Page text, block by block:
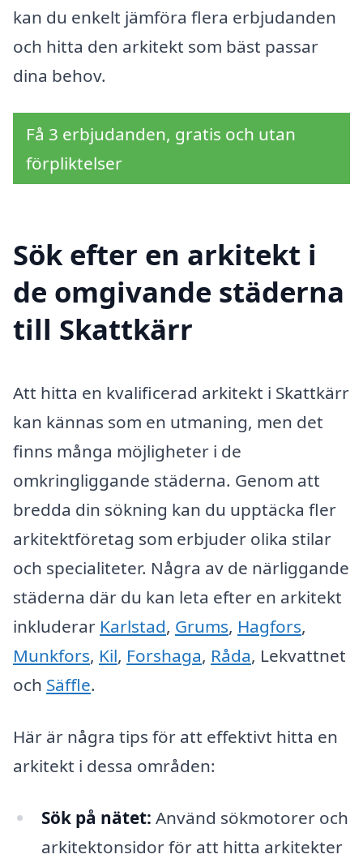
kan du enkelt jämföra flera erbjudanden
och hitta den arkitekt som bäst passar
dina behov.
Få 3 erbjudanden, gratis och utan
förpliktelser
Sök efter en arkitekt i
de omgivande städerna
till Skattkärr
Att hitta en kvalificerad arkitekt i Skattkärr
kan kännas som en utmaning, men det
finns många möjligheter i de
omkringliggande städerna. Genom att
bredda din sökning kan du upptäcka fler
arkitektföretag som erbjuder olika stilar
och specialiteter. Några av de närliggande
städerna där du kan leta efter en arkitekt
inkluderar Karlstad, Grums, Hagfors,
Munkfors, Kil, Forshaga, Råda, Lekvattnet
och Säffle.
Här är några tips för att effektivt hitta en
arkitekt i dessa områden:
Sök på nätet: Använd sökmotorer och
arkitektonsidor för att hitta arkitekter